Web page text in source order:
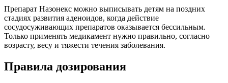
Препарат Назонекс можно выписывать детям на поздних
стадиях развития аденоидов, когда действие
сосудосуживающих препаратов оказывается бессильным.
Только применять медикамент нужно правильно, согласно
возрасту, весу и тяжести течения заболевания.
Правила дозирования